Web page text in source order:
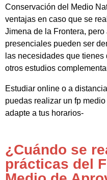
Conservación del Medio
ventajas en caso que se
Jimena de la Frontera,
presenciales pueden ser
las necesidades que
otros estudios
Estudiar online o a
puedas realizar un fp
adapte a tus horarios-
¿Cuándo se
prácticas del